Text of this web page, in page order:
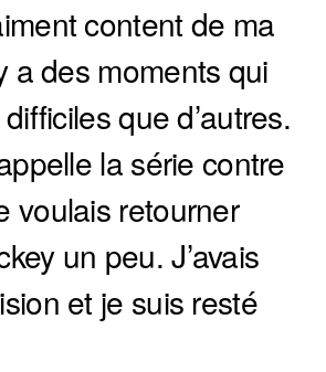
content de ma
a des moments qui
que d’autres.
la série contre
voulais retourner
un peu. J’avais
et je suis resté